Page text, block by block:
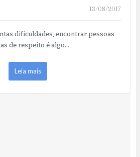
13/08/2017
dificuldades, encontrar pessoas
de respeito é algo…
Leia mais